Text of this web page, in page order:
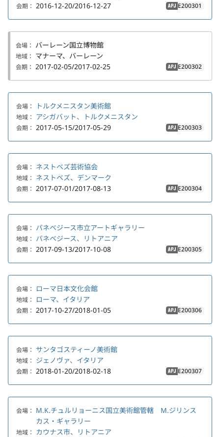
会期： 2016-12-20/2016-12-27 APJ E200301
会場： バーレーン国立博物館
地域： マナーマ、バーレーン
会期： 2017-02-05/2017-02-25 APJ E200302
会場： トルクメニスタン美術館
地域： アシガバット、トルクメニスタン
会期： 2017-05-15/2017-05-29 APJ E200303
会場： ネストベズ芸術協会
地域： ネストベズ、デンマーク
会期： 2017-07-01/2017-08-13 APJ E200304
会場： パネベジース市立アートギャラリー
地域： パネベジース、リトアニア
会期： 2017-09-13/2017-10-08 APJ E200305
会場： ローマ日本文化会館
地域： ローマ、イタリア
会期： 2017-10-27/2018-01-05 APJ E200306
会場： サンタゴスティーノ美術館
地域： ジェノヴァ、イタリア
会期： 2018-01-20/2018-02-18 APJ E200307
会場： M.K.チュルリョーニス国立美術館管轄 M.ジリンス
カス・ギャラリー
地域： カウナス市、リトアニア